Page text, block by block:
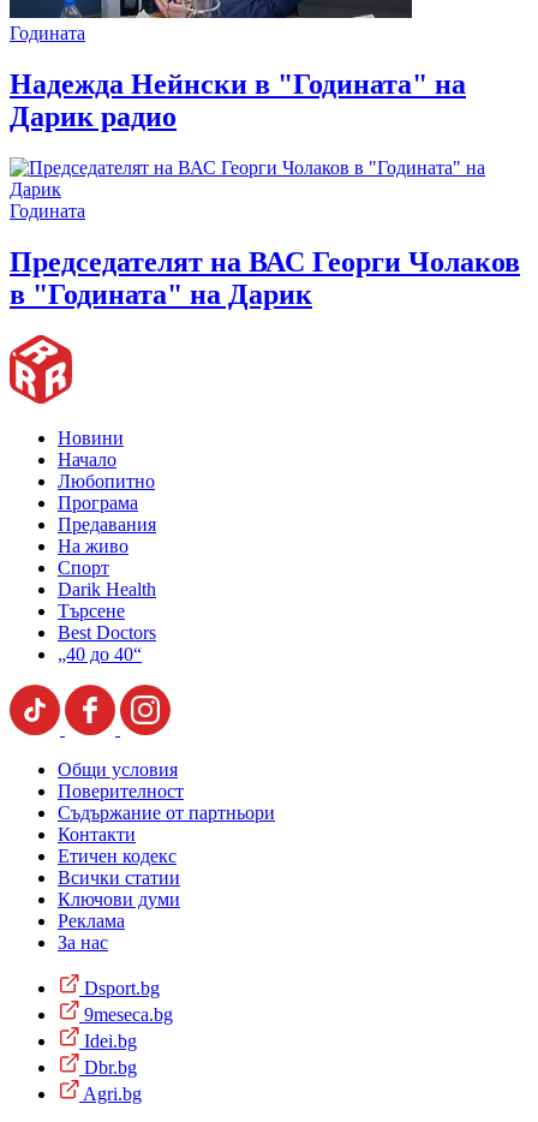
Годината
Надежда Нейнски в "Годината" на
Дарик радио
Годината
Председателят на ВАС Георги Чолаков
в "Годината" на Дарик
Новини
Начало
Любопитно
Програма
Предавания
На живо
Спорт
Darik Health
Търсене
Best Doctors
„40 до 40“
Общи условия
Поверителност
Съдържание от партньори
Контакти
Етичен кодекс
Всички статии
Ключови думи
Реклама
За нас
Dsport.bg
9meseca.bg
Idei.bg
Dbr.bg
Agri.bg